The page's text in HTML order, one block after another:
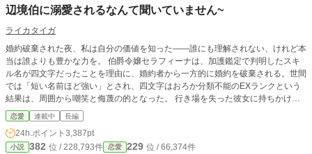
辺境伯に溺愛されるなんて聞いていません~
ライカタイガ
婚約破棄された夜、私は自分の価値を知った――誰にも理解されない、けれど本
当は誰よりも豊かな力を。 伯爵令嬢セラフィーナは、加護鑑定で判明したスキ
ル名が四文字だったことを理由に、婚約者から一方的に婚約を破棄される。世間
では「短い名前ほど強い」とされ、四文字はおろか分類不能のEXランクという
結果は、周囲から嘲笑と侮蔑の的となった。 行き場を失った彼女に持ちかけら
れたのは、辺境伯ヴォルフガングとの契約結婚。イケメンだが無口で、恋愛にも
結婚にも興味がなく、貴族の義務として仕事に人生を捧げてきた男との、形だけ
の夫婦生活が始まる。 だがセラの力【万象言語】は、あらゆる存在の声を聞
き、心を通わせる、誰も知らない規格外の力だった。精霊、聖獣、そして数百年
恋愛 連載中 長編
24h.ポイント 3,387pt
小説 382 位 / 228,793件 恋愛 229 位 / 66,374件